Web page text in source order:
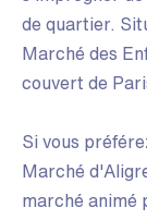
de quartier.
Marché des
couvert de
Si vous
Marché
marché animé